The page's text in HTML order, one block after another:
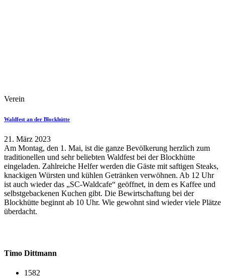
Verein
Waldfest an der Blockhütte
21. März 2023
Am Montag, den 1. Mai, ist die ganze Bevölkerung herzlich zum
traditionellen und sehr beliebten Waldfest bei der Blockhütte
eingeladen. Zahlreiche Helfer werden die Gäste mit saftigen Steaks,
knackigen Würsten und kühlen Getränken verwöhnen. Ab 12 Uhr
ist auch wieder das „SC-Waldcafe“ geöffnet, in dem es Kaffee und
selbstgebackenen Kuchen gibt. Die Bewirtschaftung bei der
Blockhütte beginnt ab 10 Uhr. Wie gewohnt sind wieder viele Plätze
überdacht.
Timo Dittmann
1582